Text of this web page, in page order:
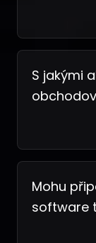
S jakými
Mohu
software